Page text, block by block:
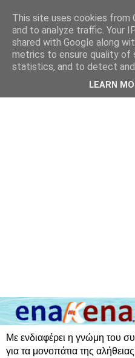
Με ενδιαφέρει η γνώμη του
για τα μονοπάτια της
This site uses cookies from
and to analyze traffic. Your
shared with Google along
metrics to ensure quality of
statistics, and to detect and
LEARN